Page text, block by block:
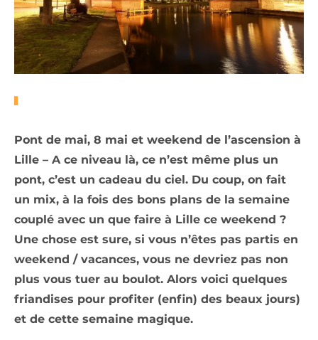
Pont de mai, 8 mai et weekend de l’ascension à
Lille – A ce niveau là, ce n’est même plus un
pont, c’est un cadeau du ciel. Du coup, on fait
un mix, à la fois des bons plans de la semaine
couplé avec un que faire à Lille ce weekend ?
Une chose est sure, si vous n’êtes pas partis en
weekend / vacances, vous ne devriez pas non
plus vous tuer au boulot. Alors voici quelques
friandises pour profiter (enfin) des beaux jours)
et de cette semaine magique.